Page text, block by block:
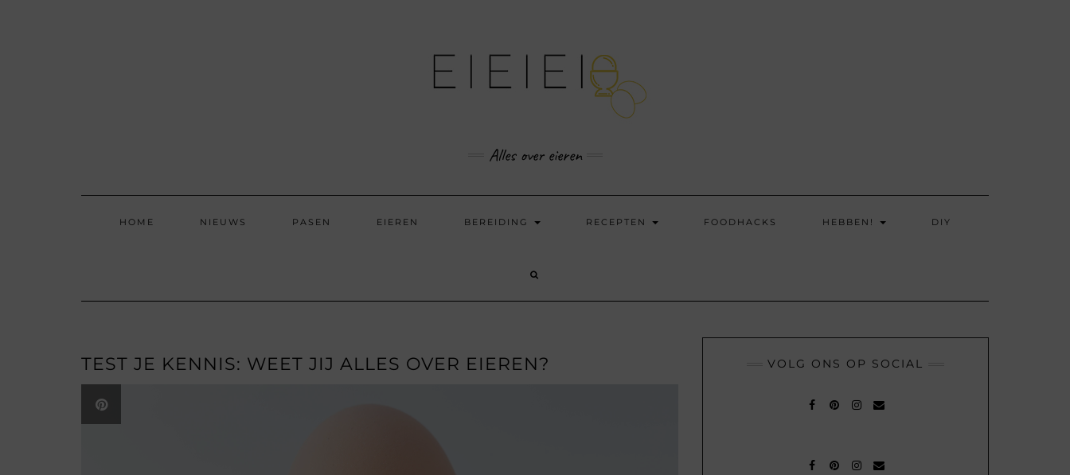
Alles over eieren
HOME NIEUWS PASEN EIEREN BEREIDING RECEPTEN FOODHACKS HEBBEN! DIY
TEST JE KENNIS: WEET JIJ ALLES OVER EIEREN? VOLG ONS OP SOCIAL